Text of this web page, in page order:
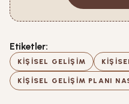
Etiketler:
KIŞISEL GELIŞIM
KIŞISEL GELIŞIM PLANI